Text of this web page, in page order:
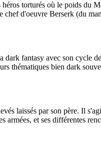
torturés où le poids du
chef d'oeuvre Berserk (du
dark fantasy avec son cycle
thématiques bien dark
laissés par son père. Il
et ses différentes